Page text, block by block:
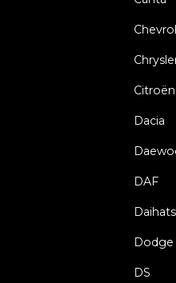
Citroën
Dacia
DAF
Dodge
DS